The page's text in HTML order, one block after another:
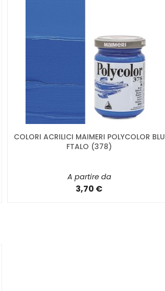
COLORI ACRILICI MAIMERI POLYCOLOR BLU
FTALO (378)
A partire da
3,70 €